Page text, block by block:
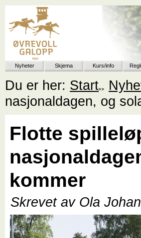
Nyheter Skjema Kurs/info
Du er her: Start
nasjonaldagen, og
Flotte
kommer
Skrevet av Ola